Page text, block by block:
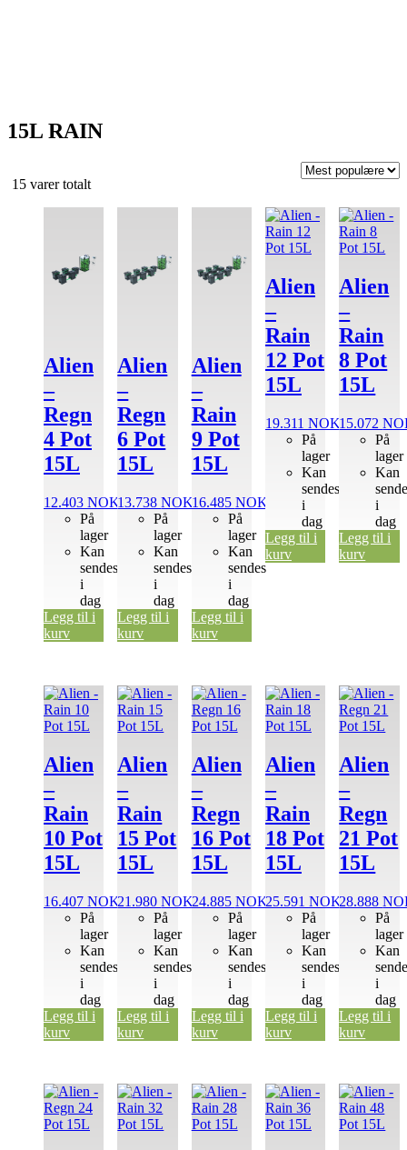
15L RAIN
15 varer totaltSortert
Alien
–
Regn
4 Pot
15L
12.403 NOK
På
lager
Kan
sendes
i
dag
Legg til i
kurv
Alien
–
Regn
6 Pot
15L
13.738NOK
På
lager
Kan
sendes
i
dag
Legg til i
kurv
Alien
–
Rain
9 Pot
15L
16.485 NOK
På
lager
Kan
sendes
i
dag
Legg til i
kurv
Alien
–
Rain
12 Pot
15L
19.311 NOK
På
lager
Kan
sendes
i
dag
Legg til i
kurv
Alien
–
Rain
8 Pot
15L
15.072
På
lager
Kan
i
dag
Legg til i
kurv
Alien
–
Rain
10 Pot
15L
16.407 NOK
På
lager
Kan
sendes
i
dag
Legg til i
kurv
Alien
–
Rain
15 Pot
15L
21.980NOK
På
lager
Kan
sendes
i
dag
Legg til i
kurv
Alien
–
Regn
16 Pot
15L
24.885 NOK
På
lager
Kan
sendes
i
dag
Legg til i
kurv
Alien
–
Rain
18 Pot
15L
25.591 NOK
På
lager
Kan
sendes
i
dag
Legg til i
kurv
Alien
–
Regn
21 Pot
15L
28.888
På
lager
Kan
i
dag
Legg til i
kurv